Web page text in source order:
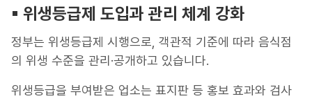
▪︎ 위생등급제 도입과 관리 체계 강화
정부는 위생등급제 시행으로, 객관적 기준에 따라 음식점
의 위생 수준을 관리·공개하고 있습니다.
위생등급을 부여받은 업소는 표지판 등 홍보 효과와 검사